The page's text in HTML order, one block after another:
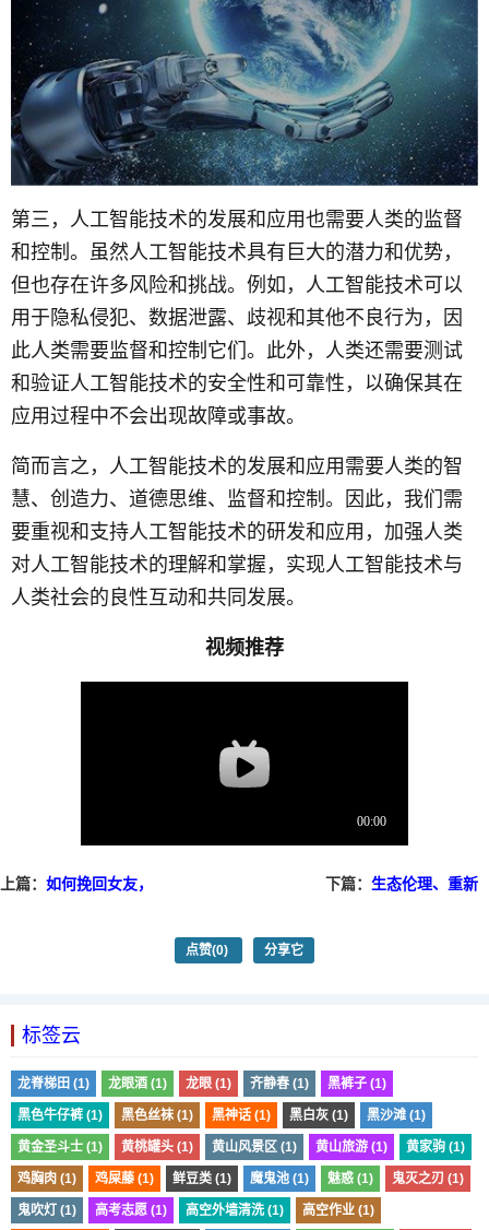
第三，人工智能技术的发展和应用也需要人类的监督
和控制。虽然人工智能技术具有巨大的潜力和优势，
但也存在许多风险和挑战。例如，人工智能技术可以
用于隐私侵犯、数据泄露、歧视和其他不良行为，因
此人类需要监督和控制它们。此外，人类还需要测试
和验证人工智能技术的安全性和可靠性，以确保其在
应用过程中不会出现故障或事故。
简而言之，人工智能技术的发展和应用需要人类的智
慧、创造力、道德思维、监督和控制。因此，我们需
要重视和支持人工智能技术的研发和应用，加强人类
对人工智能技术的理解和掌握，实现人工智能技术与
人类社会的良性互动和共同发展。
视频推荐
上篇： 如何挽回女友，
下篇： 生态伦理、重新
点赞(0) 分享它
标签云
龙脊梯田 (1) 龙眼酒 (1) 龙眼 (1) 齐静春 (1) 黑裤子 (1)
黑色牛仔裤 (1) 黑色丝袜 (1) 黑神话 (1) 黑白灰 (1) 黑沙滩 (1)
黄金圣斗士 (1) 黄桃罐头 (1) 黄山风景区 (1) 黄山旅游 (1) 黄家驹 (1)
鸡胸肉 (1) 鸡屎藤 (1) 鲜豆类 (1) 魔鬼池 (1) 魅惑 (1) 鬼灭之刃 (1)
鬼吹灯 (1) 高考志愿 (1) 高空外墙清洗 (1) 高空作业 (1)